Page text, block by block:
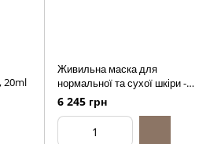
20ml
Живильна маска для
нормальної та сухої шкіри -
Holy Land Cosmetics Juvelast
Nourishing Mask, 250ml
6 245 грн